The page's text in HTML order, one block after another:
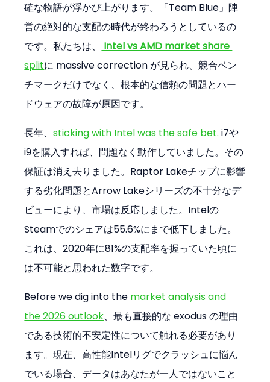
確な物語が浮かび上がります。「Team Blue」陣
営の絶対的な支配の時代が終わろうとしているの
です。私たちは、
Intel vs AMD market share
splitに massive correction が見られ、競合ベン
チマークだけでなく、根本的な信頼の問題とハー
ドウェアの故障が原因です。
長年、sticking with Intel was the safe bet. i7や
i9を購入すれば、問題なく動作していました。その
保証は消え去りました。Raptor Lakeチップに影響
する劣化問題とArrow Lakeシリーズの不十分なデ
ビューにより、市場は反応しました。Intelの
Steamでのシェアは55.6%にまで低下しました。
これは、2020年に81%の支配率を握っていた頃に
は不可能と思われた数字です。
Before we dig into the market analysis and
the 2026 outlook、最も直接的な exodus の理由
である技術的不安定性について触れる必要があり
ます。現在、高性能Intelリグでクラッシュに悩ん
でいる場合、データはあなたが一人ではないこと